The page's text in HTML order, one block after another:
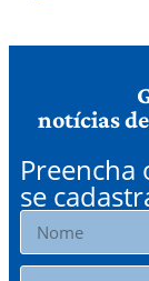
notícias
se